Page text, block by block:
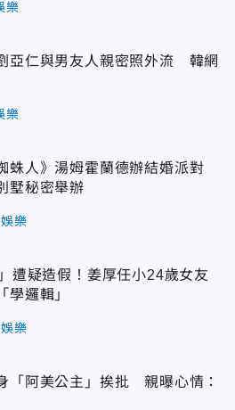
樂
亞仁與男友人親密照外流 韓網
樂
蛛人》湯姆霍蘭德辦結婚派對
墅秘密舉辦
娛樂
遭疑造假！姜厚任小24歲女友
學邏輯」
娛樂
「阿美公主」挨批 親曝心情：